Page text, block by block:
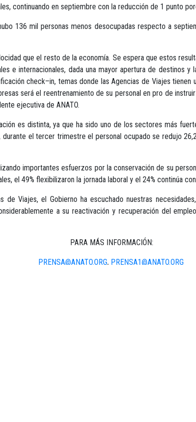
continuando en septiembre con la reducción de 1 punto
136 mil personas menos desocupadas respecto a
que el resto de la economía. Se espera que estos
e internacionales, dada una mayor apertura de destinos
check–in, temas donde las Agencias de Viajes tienen
será el reentrenamiento de su personal en pro de
ejecutiva de ANATO.
es distinta, ya que ha sido uno de los sectores más
el tercer trimestre el personal ocupado se redujo
importantes esfuerzos por la conservación de su
el 49% flexibilizaron la jornada laboral y el 24% continúa
de Viajes, el Gobierno ha escuchado nuestras
a su reactivación y recuperación del
PARA MÁS INFORMACIÓN:
PRENSA@ANATO.ORG, PRENSA1@ANATO.ORG